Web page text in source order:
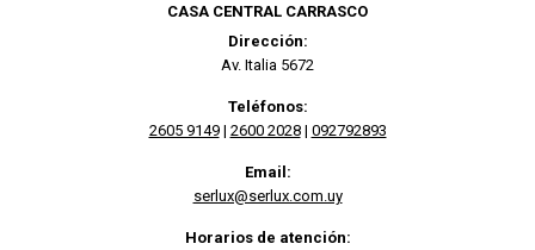
CASA CENTRAL CARRASCO
Dirección:
Av. Italia 5672
Teléfonos:
2605 9149| 2600 2028| 092792893
Email:
serlux@serlux.com.uy
Horarios de atención: